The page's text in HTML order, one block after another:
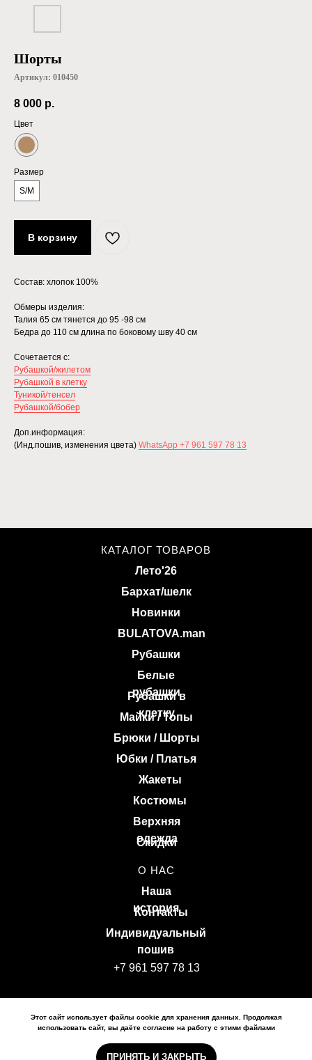
Шорты
Артикул: 010450
8 000 р.
Цвет
Размер
S/M
В корзину
Состав: хлопок 100%
Обмеры изделия:
Талия 65 см тянется до 95 -98 см
Бедра до 110 см длина по боковому шву 40 см
Сочетается с:
Рубашкой/жилетом
Рубашкой в клетку
Туникой/тенсел
Рубашкой/бобер
Доп.информация:
(Инд.пошив, изменения цвета) WhatsApp +7 961 597 78 13
© 2026 BULATOVA, Все права защищены
КАТАЛОГ ТОВАРОВ
О НАС
BULATOVA.man
Лето'26
Бархат/шелк
Белые
рубашки
Рубашки
Жакеты
Юбки / Платья
Скидки
Верхняя
одежда
Костюмы
Наша
история
Брюки / Шорты
Политика обработки персональных данных
+7 961 597 78 13
Индивидуальный
пошив
Контакты
Новинки
Рубашки в
клетку
Майки / Топы
Этот сайт использует файлы cookie для хранения данных. Продолжая
использовать сайт, вы даёте согласие на работу с этими файлами
ПРИНЯТЬ И ЗАКРЫТЬ